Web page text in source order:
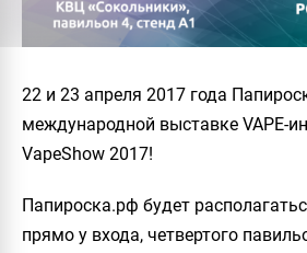
22 и 23 апреля 2017 года
международной выставке VAPE-
VapeShow 2017!
Папироска.рф будет
прямо у входа, четвертого